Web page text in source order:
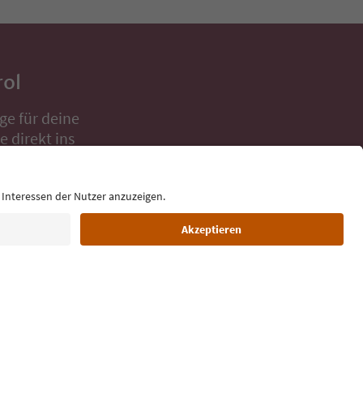
für deine
direkt ins